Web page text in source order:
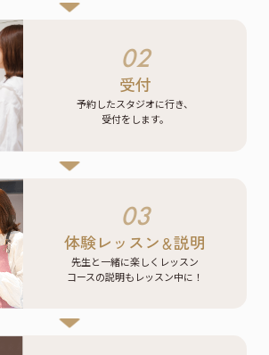
02
受付
予約したスタジオに行き、
受付をします。
03
体験レッスン＆説明
先生と一緒に楽しくレッスン
コースの説明もレッスン中に！